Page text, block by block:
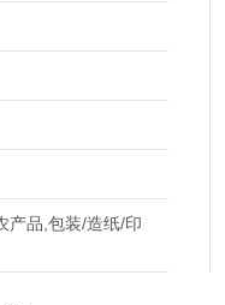
产品,包装/造纸/印